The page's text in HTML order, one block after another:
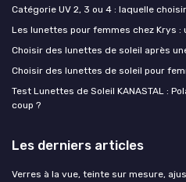
Catégorie UV 2, 3 ou 4 : laquelle
Les lunettes pour femmes chez Krys
Choisir des lunettes de soleil après
Choisir des lunettes de soleil pour
Test Lunettes de Soleil KANASTAL :
coup ?
Les derniers articles
Verres à la vue, teinte sur mesure,